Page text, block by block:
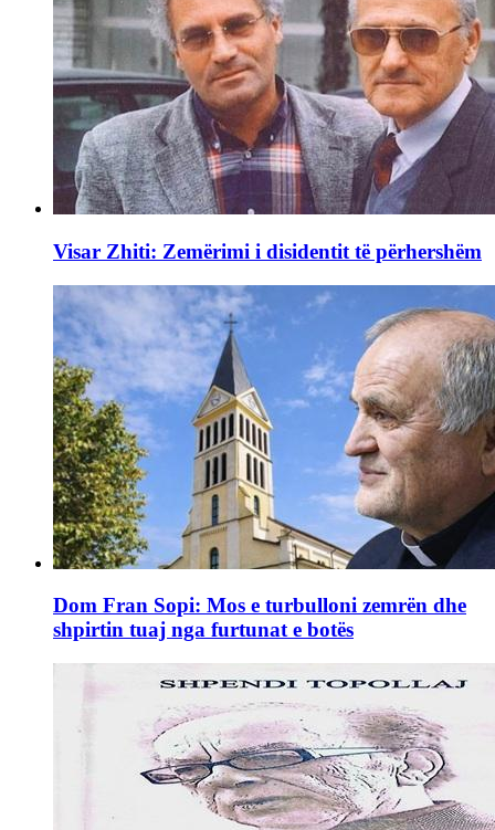
Visar Zhiti: Zemërimi i disidentit të përhershëm
Dom Fran Sopi: Mos e turbulloni zemrën dhe
shpirtin tuaj nga furtunat e botës